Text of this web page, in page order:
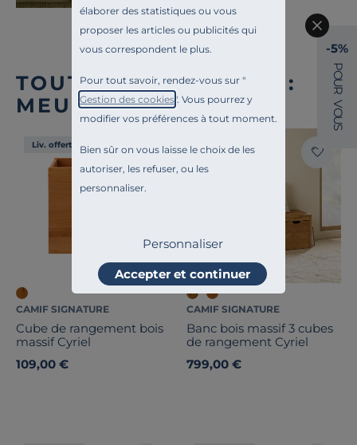
élaborer des statistiques ou vous
proposer les articles ou publicités qui
vous correspondent le plus.
Pour tout savoir, rendez-vous sur "
Gestion des cookies". Vous pourrez y
modifier vos préférences à tout moment.
Bien sûr on vous laisse le choix de les
autoriser, les refuser, ou les
personnaliser.
Personnaliser
Accepter et continuer
TOUTE NOTRE OFFRE :
MEUBLES D'ENTRÉE
Liv. offerte
CAMIF SIGNATURE
Cube de rangement bois
massif Cyriel
109,00 €
Liv. offerte
CAMIF SIGNATURE
Banc bois massif 3 cubes
de rangement Cyriel
799,00 €
-5%
P
O
U
R
V
O
U
S